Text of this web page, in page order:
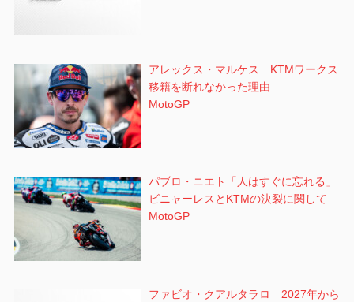
アレックス・マルケス KTMワークス
移籍を断れなかった理由
MotoGP
パブロ・ニエト「人はすぐに忘れる」
ビニャーレスとKTMの決裂に関して
MotoGP
ファビオ・クアルタラロ 2027年から